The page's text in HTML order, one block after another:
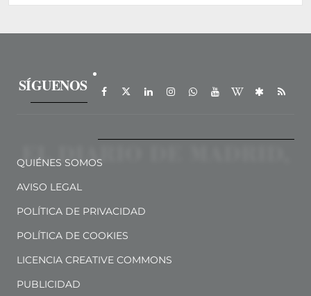
SÍGUENOS
QUIÉNES SOMOS
AVISO LEGAL
POLÍTICA DE PRIVACIDAD
POLÍTICA DE COOKIES
LICENCIA CREATIVE COMMONS
PUBLICIDAD